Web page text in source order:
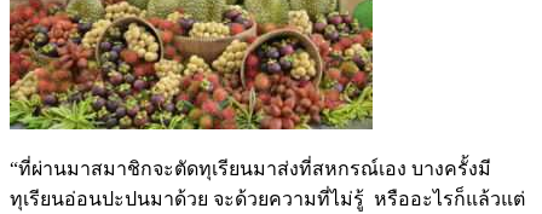
“ที่ผ่านมาสมาชิกจะตัดทุเรียนมาส่งที่สหกรณ์เอง บางครั้งมี
ทุเรียนอ่อนปะปนมาด้วย จะด้วยความที่ไม่รู้ หรืออะไรก็แล้วแต่